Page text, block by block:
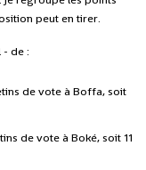
peut en tirer.
de :
de vote à Boffa, soit
de vote à Boké, soit 11